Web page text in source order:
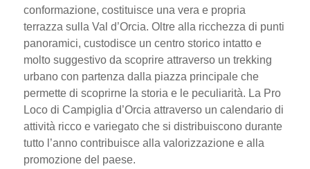
conformazione, costituisce una vera e propria
terrazza sulla Val d’Orcia. Oltre alla ricchezza di punti
panoramici, custodisce un centro storico intatto e
molto suggestivo da scoprire attraverso un trekking
urbano con partenza dalla piazza principale che
permette di scoprirne la storia e le peculiarità. La Pro
Loco di Campiglia d’Orcia attraverso un calendario di
attività ricco e variegato che si distribuiscono durante
tutto l’anno contribuisce alla valorizzazione e alla
promozione del paese.